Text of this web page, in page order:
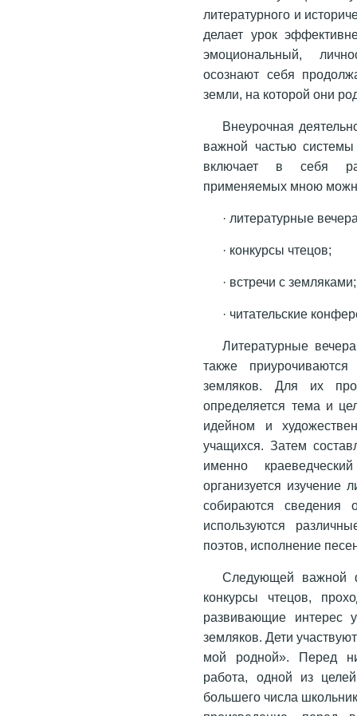
литературного и
делает урок
эмоциональный,
осознают себя
земли, на которой они
Внеурочная
важной частью системы
включает в себя
применяемых мною
· литературные
· конкурсы чтецов;
· встречи с земляками;
· читательские
Литературные
также
земляков. Для их
определяется тема и
идейном и
учащихся. Затем
именно
организуется изучение
собираются сведения
используются
поэтов, исполнение
Следующей важной
конкурсы чтецов,
развивающие интерес
земляков. Дети
мой родной». Перед
работа, одной из
большего числа